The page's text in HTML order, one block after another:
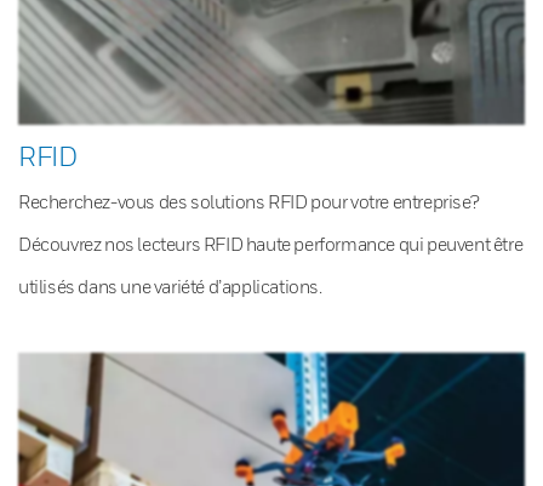
RFID
Recherchez-vous des solutions RFID pour votre entreprise?
Découvrez nos lecteurs RFID haute performance qui peuvent être
utilisés dans une variété d’applications.